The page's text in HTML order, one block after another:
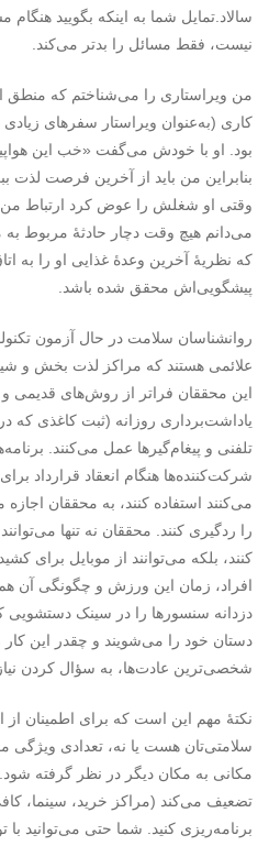
سالاد.تمایل شما به اینکه بگویید
نیست، فقط مسائل را بدتر می‌کند.
من ویراستاری را می‌شناختم که منطق
کاری (به‌عنوان ویراستار سفرهای
بود. او با خودش می‌گفت «خب این
بنابراین من باید از آخرین فرصت لذت
وقتی او شغلش را عوض کرد ارتباط من
می‌دانم هیچ وقت دچار حادثۀ مربوط به
که نظریۀ آخرین وعدۀ غذایی او را به
پیشگویی‌اش محقق شده باشد.
روانشناسان سلامت در حال آزمون
علائمی هستند که مراکز لذت بخش و
این محققان فراتر از روش‌های قدیمی و
یاداشت‌برداری روزانه (ثبت کاغذی که
تلفنی و پیغام‌گیرها عمل می‌کنند.
شرکت‌کننده‌ها هنگام انعقاد قرارداد
می‌کنند استفاده کنند، به محققان
را ردگیری کنند. محققان نه تنها
کنند، بلکه می‌توانند از موبایل برای
افراد، زمان این ورزش و چگونگی آن هم
دزدانه سنسورها را در سینک دستشویی کار
دستان خود را می‌شویند و چقدر این کار
شخصی‌ترین عادت‌ها، به سؤال کردن
نکتۀ مهم این است که برای اطمینان از
سلامتی‌تان هست یا نه، تعدادی ویژگی
مکانی به مکان دیگر در نظر گرفته
تضعیف می‌کند (مراکز خرید، سینما،
برنامه‌ریزی کنید. شما حتی می‌توانید